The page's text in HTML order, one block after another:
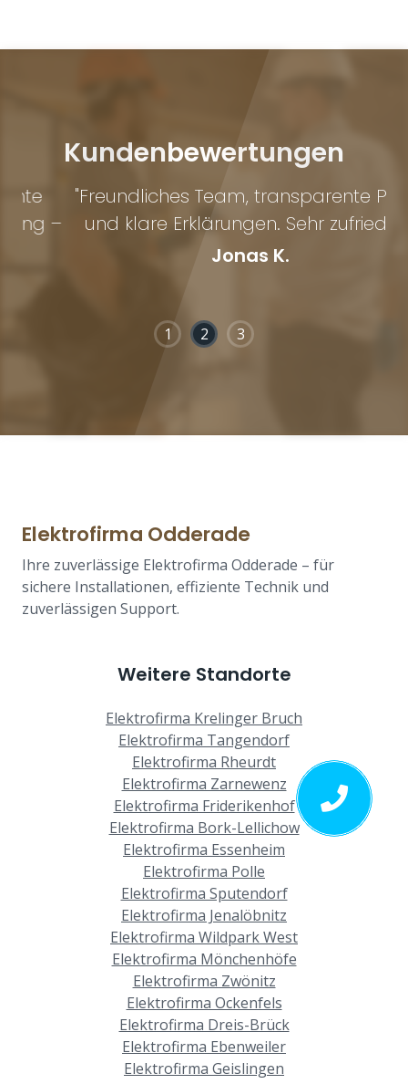
Kundenbewertungen
"Freundliches Team, transparente Preise
und klare Erklärungen. Sehr zufrieden."
Jonas K.
1 2 3
Elektrofirma Odderade
Ihre zuverlässige Elektrofirma Odderade – für
sichere Installationen, effiziente Technik und
zuverlässigen Support.
Weitere Standorte
Elektrofirma Krelinger Bruch
Elektrofirma Tangendorf
Elektrofirma Rheurdt
Elektrofirma Zarnewenz
Elektrofirma Friderikenhof
Elektrofirma Bork-Lellichow
Elektrofirma Essenheim
Elektrofirma Polle
Elektrofirma Sputendorf
Elektrofirma Jenalöbnitz
Elektrofirma Wildpark West
Elektrofirma Mönchenhöfe
Elektrofirma Zwönitz
Elektrofirma Ockenfels
Elektrofirma Dreis-Brück
Elektrofirma Ebenweiler
Elektrofirma Geislingen